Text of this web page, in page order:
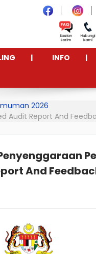
INFO
2026
Audit Report And
And